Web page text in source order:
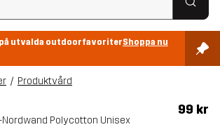
utvalda outdoorfavoriterShoppa nu
Produktvård
Nordwand Polycotton Unisex
99 kr